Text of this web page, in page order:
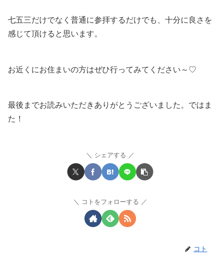
七五三だけでなく普通に参拝するだけでも、十分に良さを
感じて頂けると思います。
お近くにお住まいの方はぜひ行ってみてください～♡
最後までお読みいただきありがとうございました。ではま
た！
シェアする
コトをフォローする
コト